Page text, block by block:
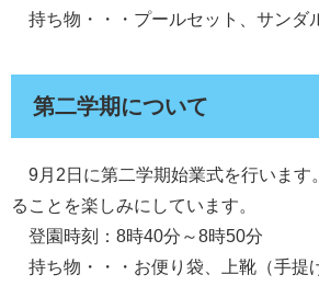
持ち物・・・プールセット、サンダ
第二学期について
9月2日に第二学期始業式を行います
ることを楽しみにしています。
登園時刻：8時40分～8時50分
持ち物・・・お便り袋、上靴（手提